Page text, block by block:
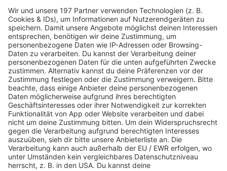
Wahlprogrammen der Parteien findest du hier!
picture alliance / foto2press | Oliver Zimmermann
Landtagswahl Baden-
Württemberg 2026: Alle Infos zur
Wahl